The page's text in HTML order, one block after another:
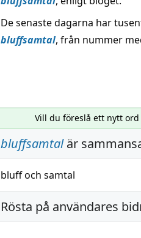
De senaste dagarna har
bluffsamtal, från nummer
Vill du föreslå ett nytt
bluffsamtalär
bluffoch samtal
Rösta på användares